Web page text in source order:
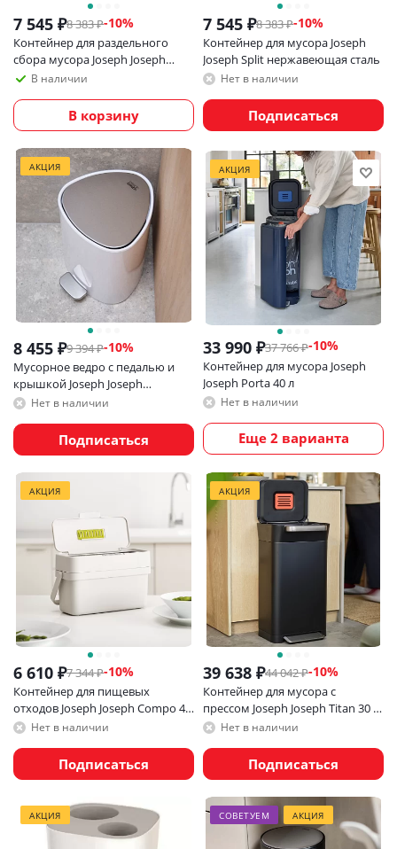
7 545 ₽8 383₽-10%
Контейнер для раздельного
сбора мусора Joseph Joseph
GoRecycle 14 литров
В наличии
В корзину
7 545 ₽8 383₽-10%
Контейнер для мусора Joseph
Joseph Split нержавеющая сталь
Нет в наличии
Подписаться
АКЦИЯ
8 455 ₽9 394₽-10%
Мусорное ведро с педалью и
крышкой Joseph Joseph
EasyStore 5 л, белое глянцевое
Нет в наличии
Подписаться
АКЦИЯ
33 990 ₽37 766₽-10%
Контейнер для мусора Joseph
Joseph Porta 40 л
Нет в наличии
Еще 2 варианта
АКЦИЯ
6 610 ₽7 344₽-10%
Контейнер для пищевых
отходов Joseph Joseph Compo 4
л, с крышкой и вентиляцией
Нет в наличии
Подписаться
АКЦИЯ
39 638 ₽44 042₽-10%
Контейнер для мусора с
прессом Joseph Joseph Titan 30 л,
черный
Нет в наличии
Подписаться
АКЦИЯ СОВЕТУЕМ АКЦИЯ